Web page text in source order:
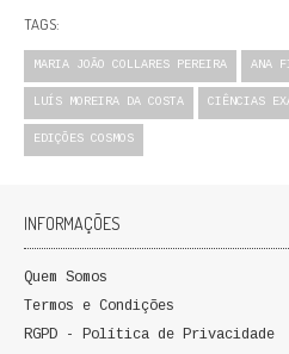
REVISTA DEDALUS
POLÍTICA
RELAÇÕES INTERNACIONAIS
COLEÇÃO ATENA
TAGS:
MARIA JOÃO COLLARES PEREIRA ANA
LUÍS MOREIRA DA COSTA CIÊNCIAS
EDIÇÕES COSMOS
INFORMAÇÕES
Quem Somos
Termos e Condições
RGPD - Política de Privacidade